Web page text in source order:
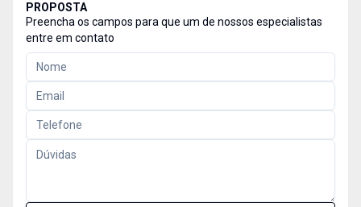
PROPOSTA
Preencha os campos para que um de nossos especialistas
entre em contato